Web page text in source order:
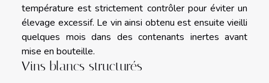
température est strictement contrôler pour éviter un
élevage excessif. Le vin ainsi obtenu est ensuite vieilli
quelques mois dans des contenants inertes avant
mise en bouteille.
Vins blancs structurés